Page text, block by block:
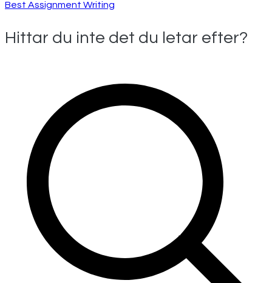
Best Assignment Writing
Hittar du inte det du letar efter?